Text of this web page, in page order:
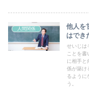
人間関係
他人を
はでき
せいじは
ことを
に相手と
係が築け
るように
う。